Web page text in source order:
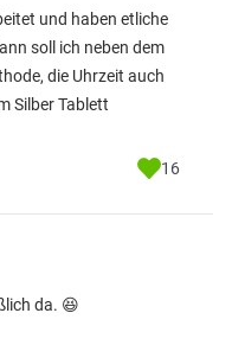
und haben etliche
soll ich neben dem
die Uhrzeit auch
Silber Tablett
16
da. 😆